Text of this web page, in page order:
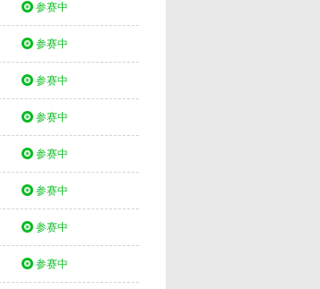
参赛中
参赛中
参赛中
参赛中
参赛中
参赛中
参赛中
参赛中